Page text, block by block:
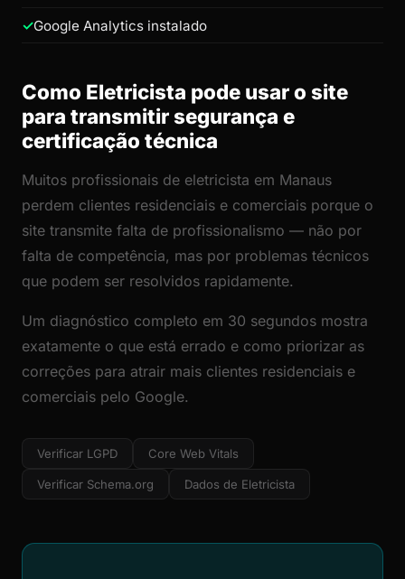
Google Analytics instalado
Como Eletricista pode usar o site
para transmitir segurança e
certificação técnica
Muitos profissionais de eletricista em Manaus
perdem clientes residenciais e comerciais porque o
site transmite falta de profissionalismo — não por
falta de competência, mas por problemas técnicos
que podem ser resolvidos rapidamente.
Um diagnóstico completo em 30 segundos mostra
exatamente o que está errado e como priorizar as
correções para atrair mais clientes residenciais e
comerciais pelo Google.
Verificar LGPD Core Web Vitals
Verificar Schema.org Dados de Eletricista